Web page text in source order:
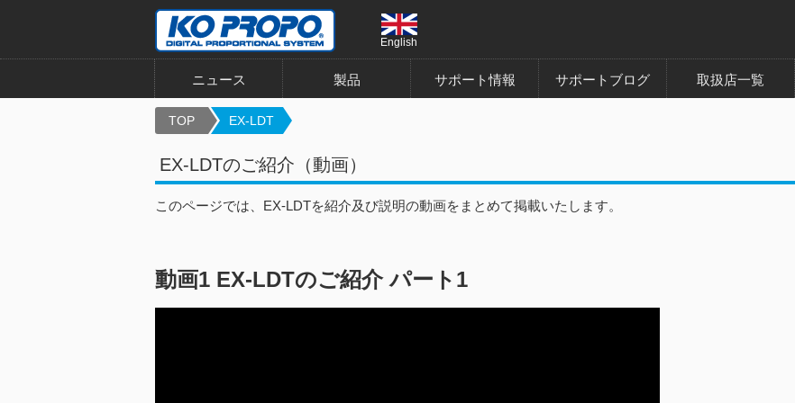
English
ニュース 製品 サポート情報 サポートブログ 取扱店一覧
TOP EX-LDT
EX-LDTのご紹介（動画）
このページでは、EX-LDTを紹介及び説明の動画をまとめて掲載いたします。
動画1 EX-LDTのご紹介 パート1